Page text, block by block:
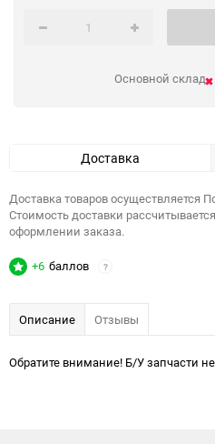
Основной склад
Доставка
Доставка товаров осуществляется
Стоимость доставки
оформлении заказа.
+6 баллов ?
Описание Отзывы
Обратите внимание! Б/У запчасти